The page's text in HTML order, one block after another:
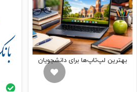
بهترین لپ‌تاپ‌ها برای دانشجویان